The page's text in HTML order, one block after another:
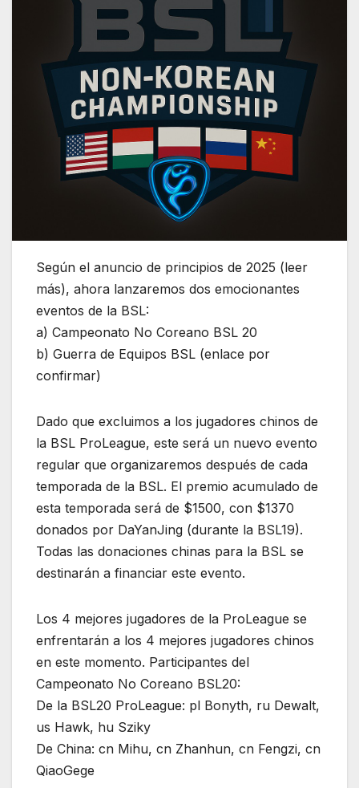
Según el anuncio de principios de 2025 (leer
más), ahora lanzaremos dos emocionantes
eventos de la BSL:
a) Campeonato No Coreano BSL 20
b) Guerra de Equipos BSL (enlace por
confirmar)
Dado que excluimos a los jugadores chinos de
la BSL ProLeague, este será un nuevo evento
regular que organizaremos después de cada
temporada de la BSL. El premio acumulado de
esta temporada será de $1500, con $1370
donados por DaYanJing (durante la BSL19).
Todas las donaciones chinas para la BSL se
destinarán a financiar este evento.
Los 4 mejores jugadores de la ProLeague se
enfrentarán a los 4 mejores jugadores chinos
en este momento. Participantes del
Campeonato No Coreano BSL20:
De la BSL20 ProLeague: pl Bonyth, ru Dewalt,
us Hawk, hu Sziky
De China: cn Mihu, cn Zhanhun, cn Fengzi, cn
QiaoGege